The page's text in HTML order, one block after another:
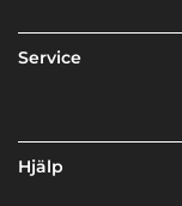
Service
Hjälp